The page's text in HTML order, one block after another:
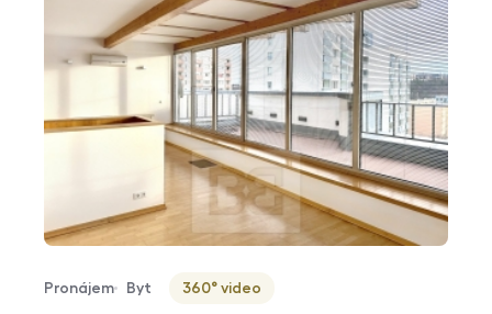
Typ nabídky
Pronájem
Typ nemovitosti
Byt
Virtuální prohlídka
360° video